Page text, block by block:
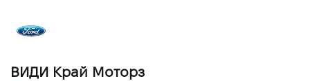
ВИДИ Край Моторз